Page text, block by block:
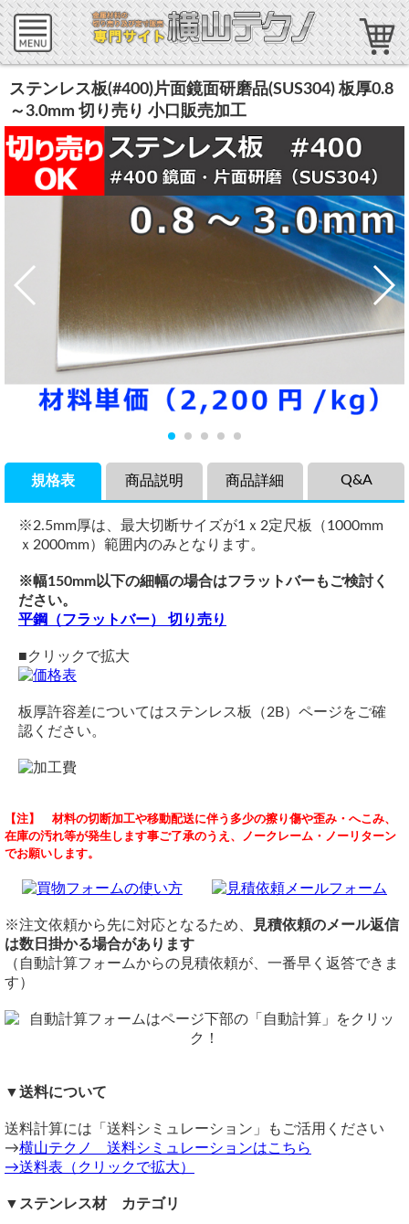
ステンレス板(#400)片面鏡面研磨品(SUS304) 板厚0.8
～3.0mm 切り売り 小口販売加工
規格表
※2.5mm厚は、最大切断サイズが1ｘ2定尺板（1000mm
ｘ2000mm）範囲内のみとなります。
※幅150mm以下の細幅の場合はフラットバーもご検討く
ださい。
平鋼（フラットバー） 切り売り
■クリックで拡大
板厚許容差についてはステンレス板（2B）ページをご確
認ください。
商品説明
ステンレス製板（SUS304）片面#400研磨品（鏡面仕上げ）
板厚0.8～3.0mmの希望寸法にての切り売りになります。
2B材を400番バフによって片面研磨仕上げしたステンレス
板。鏡面を利用した用途や各種工作用等多用途に！強くて錆
びる事が無く綺麗で長持ちします。
汎用材として建築一般内装材・厨房等に幅広く使用されてお
ります。
板厚0.5～0.6mmは片面#400研磨品（0.5～0.6mm厚）をご確
認ください。
重量1.0kg当りの基準単価2,200円（単価倍率1.00）税込
購入材料価格は希望切断寸法重量による価格となります。
最小幅15mmからのカットとなります。幅15mm以下はレー
こちらは【片面研磨品】 です。研磨面はシート保護がありま
すが、裏面（未研磨面）はスレ等のキズが多少なりともあり
ますので、予めご了承のうえご注文ください。
す。
商品詳細
ステンレス 片面#400研磨品（鏡面仕上げ）
材質
ステンレス SUS304 片面#400研磨（鏡面仕上げ）
定尺
1,000mm x 2,000mm
1,219mm×2,438mm
切断
シャーリング切断費：400円/枚～
切断公差：±1.0mm ～ (D/100又はL/1000)mm
じますのでご注意ください。
配送について
可）
佐川ラージ便にて発送（個人宛・法人宛共に可）
一枚30kg以上かつ長辺2m以下の品
パレット便（西濃運輸・福山通運・佐川パレット便）となり
一枚30kg以上かつ長辺2m以上
Q&A
（ 2026/06/02 ）
下記条件で見積金額・納期をご教示いただけますでしょうか。
幅2200mm・奥行1000mm・厚さ3mm
メーカー見積もり中
横山テクノ（ 2026/06/03 ）
（ 2026/04/14 ）
片側鏡面のステンレス板で10mm X20mm長さ800mmのL型できます
か。
厚み1.2mm以下でしたら、10mmｘ20mmサイズの曲げ加工も可能
【注】 材料の切断加工や移動配送に伴う多少の擦り傷や歪み・へこみ、
在庫の汚れ等が発生します事ご了承のうえ、ノークレーム・ノーリターン
でお願いします。
※注文依頼から先に対応となるため、
見積依頼のメール返信
は数日掛かる場合があります
（自動計算フォームからの見積依頼が、一番早く返答できま
す）
▼送料について
送料計算には「送料シミュレーション」もご活用ください
→横山テクノ 送料シミュレーションはこちら
→送料表（クリックで拡大）
▼ステンレス材 カテゴリ